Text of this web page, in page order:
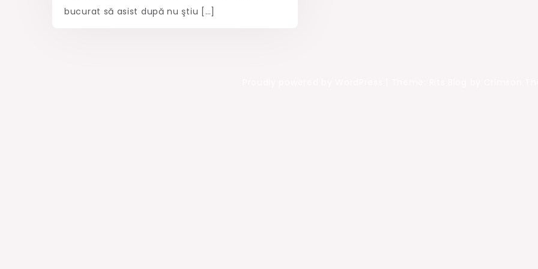
bucurat să asist după nu ştiu […]